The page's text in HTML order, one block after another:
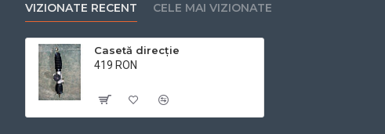
VIZIONATE RECENT CELE MAI VIZIONATE
Casetă direcție
419 RON